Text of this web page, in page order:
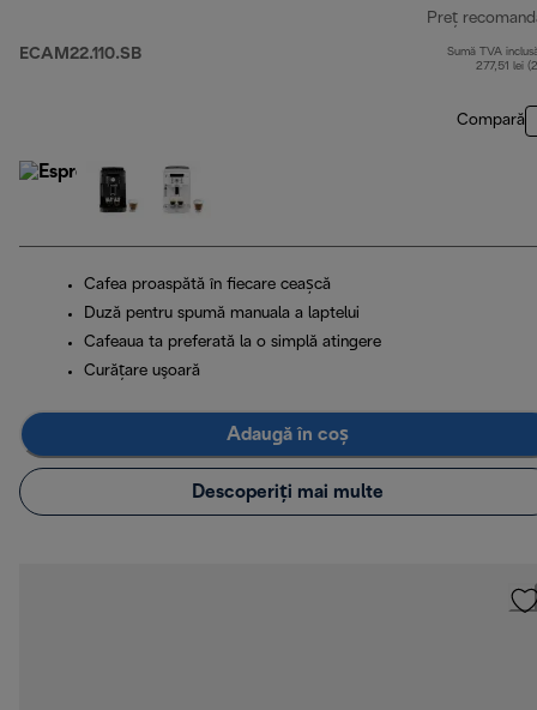
ECAM22.110.SB
Preț
Sumă TVA
277,51 lei
Compară
Cafea proaspătă în fiecare ceașcă
Duză pentru spumă manuala a laptelui
Cafeaua ta preferată la o simplă atingere
Curăţare uşoară
Adaugă în coș
Descoperiți mai multe